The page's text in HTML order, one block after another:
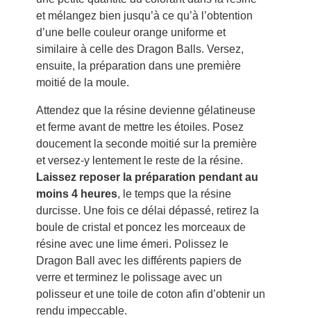
et mélangez bien jusqu’à ce qu’à l’obtention
d’une belle couleur orange uniforme et
similaire à celle des Dragon Balls. Versez,
ensuite, la préparation dans une première
moitié de la moule.
Attendez que la résine devienne gélatineuse
et ferme avant de mettre les étoiles. Posez
doucement la seconde moitié sur la première
et versez-y lentement le reste de la résine.
Laissez reposer la préparation pendant au
moins 4 heures, le temps que la résine
durcisse. Une fois ce délai dépassé, retirez la
boule de cristal et poncez les morceaux de
résine avec une lime émeri. Polissez le
Dragon Ball avec les différents papiers de
verre et terminez le polissage avec un
polisseur et une toile de coton afin d’obtenir un
rendu impeccable.